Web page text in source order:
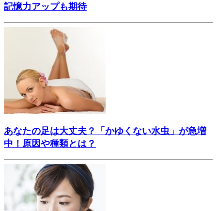
記憶力アップも期待
あなたの足は大丈夫？「かゆくない水虫」が急増
中！原因や種類とは？